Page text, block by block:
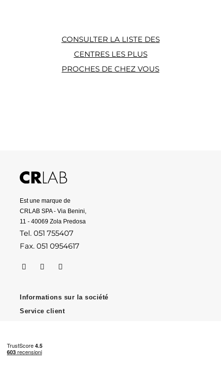
CONSULTER LA LISTE DES
CENTRES LES PLUS
PROCHES DE CHEZ VOUS
Est une marque de
CRLAB SPA - Via Benini,
11 - 40069 Zola Predosa
Tel. 051 755407
Fax. 051 0954617
Informations sur la société
Service client